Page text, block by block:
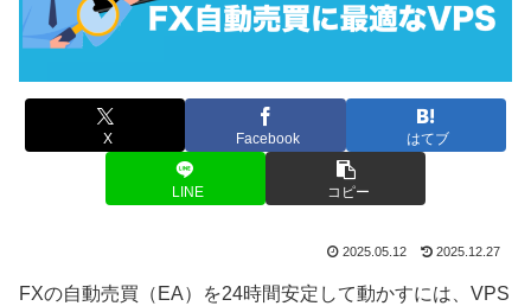
X Facebook はてブ
LINE コピー
2025.05.12 2025.12.27
FXの自動売買（EA）を24時間安定して動かすには、VPS